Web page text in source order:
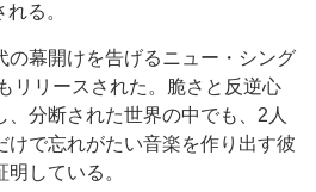
る。
幕開けを告げるニュー・シング
リリースされた。脆さと反逆心
分断された世界の中でも、2人
けで忘れがたい音楽を作り出す彼
している。